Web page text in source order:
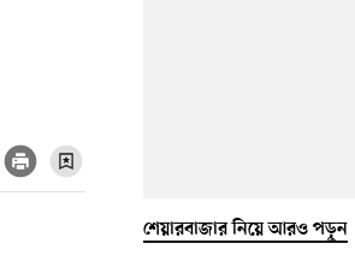
শেয়ারবাজার নিয়ে আরও পড়ুন